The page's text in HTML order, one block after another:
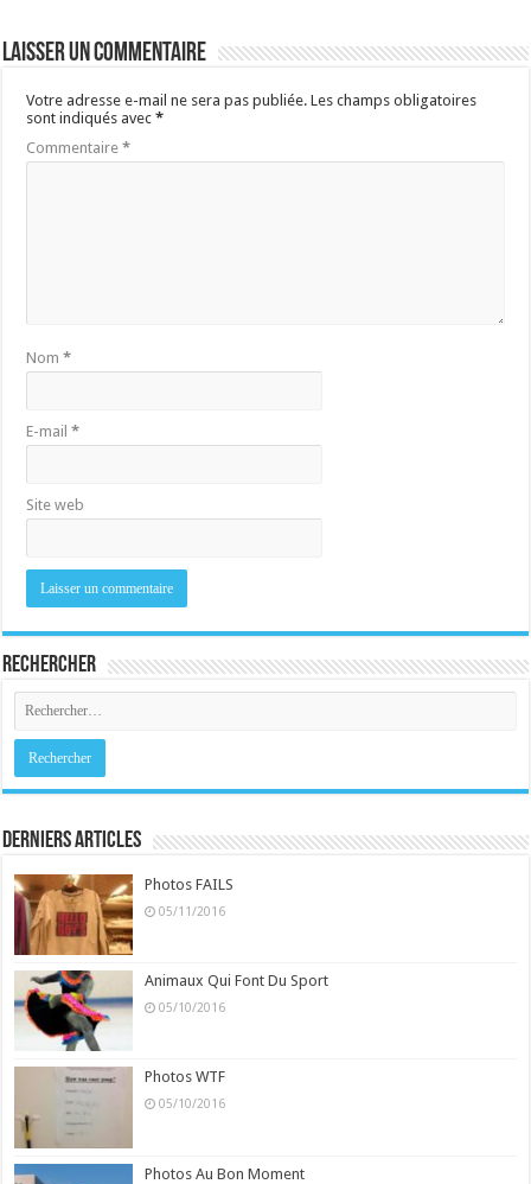
Laisser un commentaire
Votre adresse e-mail ne sera pas publiée. Les champs obligatoires
sont indiqués avec*
Commentaire*
Nom*
E-mail*
Site web
Rechercher
Derniers Articles
Photos FAILS
05/11/2016
Animaux Qui Font Du Sport
05/10/2016
Photos WTF
05/10/2016
Photos Au Bon Moment